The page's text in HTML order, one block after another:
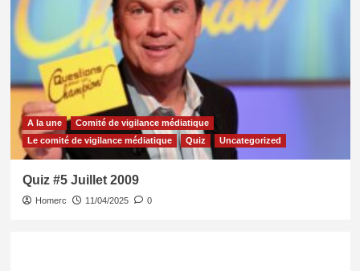
A la une
Comité de vigilance médiatique
Le comité de vigilance médiatique
Quiz Uncategorized
Quiz #5 Juillet 2009
Homerc 11/04/2025 0